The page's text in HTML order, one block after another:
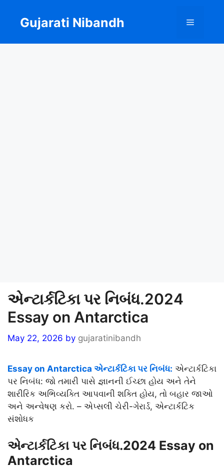
content
Gujarati Nibandh Menu
એન્ટાર્કટિકા પર નિબંધ.2024
Essay on Antarctica
May 22, 2026 by gujaratinibandh
Essay on Antarctica એન્ટાર્કટિકા પર નિબંધ: એન્ટાર્કટિકા
પર નિબંધ: જો તમારી પાસે જ્ઞાનની ઈચ્છા હોય અને તેને
શારીરિક અભિવ્યક્તિ આપવાની શક્તિ હોય, તો બહાર જાઓ
અને અન્વેષણ કરો. – એપ્સલી ચેરી-ગેરાર્ડ, એન્ટાર્કટિક
સંશોધક
એન્ટાર્કટિકા પર નિબંધ.2024 Essay on
Antarctica